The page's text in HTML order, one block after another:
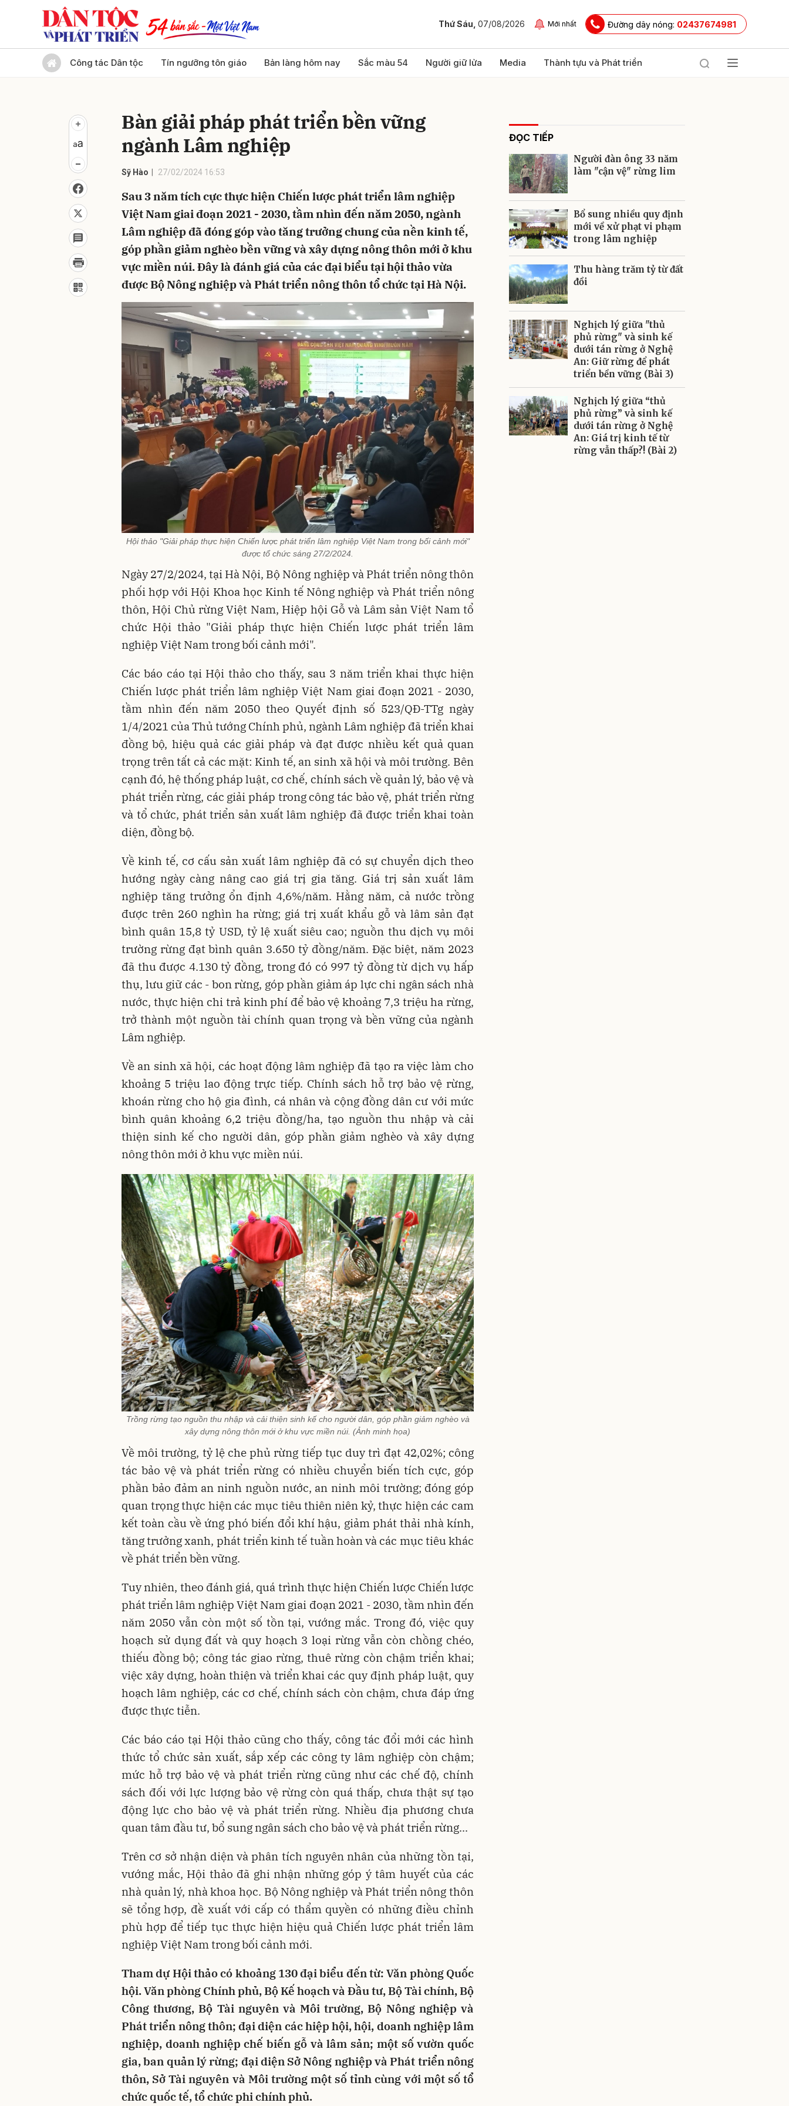
Thứ Sáu, 07/08/2026 Mới nhất Đường dây nóng: 02437674981
Công tác Dân tộc Tín ngưỡng tôn giáo Bản làng hôm nay Sắc màu 54 Người giữ lửa Media Thành tựu và Phát triển
Bàn giải pháp phát triển bền vững
ngành Lâm nghiệp
Sỹ Hào 27/02/2024 16:53
Sau 3 năm tích cực thực hiện Chiến lược phát triển lâm nghiệp
Việt Nam giai đoạn 2021 - 2030, tầm nhìn đến năm 2050, ngành
Lâm nghiệp đã đóng góp vào tăng trưởng chung của nền kinh tế,
góp phần giảm nghèo bền vững và xây dựng nông thôn mới ở khu
vực miền núi. Đây là đánh giá của các đại biểu tại hội thảo vừa
được Bộ Nông nghiệp và Phát triển nông thôn tổ chức tại Hà Nội.
Hội thảo "Giải pháp thực hiện Chiến lược phát triển lâm nghiệp Việt Nam trong bối cảnh mới"
được tổ chức sáng 27/2/2024.
Ngày 27/2/2024, tại Hà Nội, Bộ Nông nghiệp và Phát triển nông thôn
phối hợp với Hội Khoa học Kinh tế Nông nghiệp và Phát triển nông
thôn, Hội Chủ rừng Việt Nam, Hiệp hội Gỗ và Lâm sản Việt Nam tổ
chức Hội thảo "Giải pháp thực hiện Chiến lược phát triển lâm
nghiệp Việt Nam trong bối cảnh mới".
Các báo cáo tại Hội thảo cho thấy, sau 3 năm triển khai thực hiện
Chiến lược phát triển lâm nghiệp Việt Nam giai đoạn 2021 - 2030,
tầm nhìn đến năm 2050 theo Quyết định số 523/QĐ-TTg ngày
1/4/2021 của Thủ tướng Chính phủ, ngành Lâm nghiệp đã triển khai
đồng bộ, hiệu quả các giải pháp và đạt được nhiều kết quả quan
trọng trên tất cả các mặt: Kinh tế, an sinh xã hội và môi trường. Bên
cạnh đó, hệ thống pháp luật, cơ chế, chính sách về quản lý, bảo vệ và
phát triển rừng, các giải pháp trong công tác bảo vệ, phát triển rừng
và tổ chức, phát triển sản xuất lâm nghiệp đã được triển khai toàn
diện, đồng bộ.
Về kinh tế, cơ cấu sản xuất lâm nghiệp đã có sự chuyển dịch theo
hướng ngày càng nâng cao giá trị gia tăng. Giá trị sản xuất lâm
nghiệp tăng trưởng ổn định 4,6%/năm. Hằng năm, cả nước trồng
được trên 260 nghìn ha rừng; giá trị xuất khẩu gỗ và lâm sản đạt
bình quân 15,8 tỷ USD, tỷ lệ xuất siêu cao; nguồn thu dịch vụ môi
trường rừng đạt bình quân 3.650 tỷ đồng/năm. Đặc biệt, năm 2023
đã thu được 4.130 tỷ đồng, trong đó có 997 tỷ đồng từ dịch vụ hấp
thụ, lưu giữ các - bon rừng, góp phần giảm áp lực chi ngân sách nhà
nước, thực hiện chi trả kinh phí để bảo vệ khoảng 7,3 triệu ha rừng,
trở thành một nguồn tài chính quan trọng và bền vững của ngành
Lâm nghiệp.
Về an sinh xã hội, các hoạt động lâm nghiệp đã tạo ra việc làm cho
khoảng 5 triệu lao động trực tiếp. Chính sách hỗ trợ bảo vệ rừng,
khoán rừng cho hộ gia đình, cá nhân và cộng đồng dân cư với mức
bình quân khoảng 6,2 triệu đồng/ha, tạo nguồn thu nhập và cải
thiện sinh kế cho người dân, góp phần giảm nghèo và xây dựng
nông thôn mới ở khu vực miền núi.
Trồng rừng tạo nguồn thu nhập và cải thiện sinh kế cho người dân, góp phần giảm nghèo và
xây dựng nông thôn mới ở khu vực miền núi. (Ảnh minh họa)
Về môi trường, tỷ lệ che phủ rừng tiếp tục duy trì đạt 42,02%; công
tác bảo vệ và phát triển rừng có nhiều chuyển biến tích cực, góp
phần bảo đảm an ninh nguồn nước, an ninh môi trường; đóng góp
quan trọng thực hiện các mục tiêu thiên niên kỷ, thực hiện các cam
kết toàn cầu về ứng phó biến đổi khí hậu, giảm phát thải nhà kính,
tăng trưởng xanh, phát triển kinh tế tuần hoàn và các mục tiêu khác
về phát triển bền vững.
Tuy nhiên, theo đánh giá, quá trình thực hiện Chiến lược Chiến lược
phát triển lâm nghiệp Việt Nam giai đoạn 2021 - 2030, tầm nhìn đến
năm 2050 vẫn còn một số tồn tại, vướng mắc. Trong đó, việc quy
hoạch sử dụng đất và quy hoạch 3 loại rừng vẫn còn chồng chéo,
thiếu đồng bộ; công tác giao rừng, thuê rừng còn chậm triển khai;
việc xây dựng, hoàn thiện và triển khai các quy định pháp luật, quy
hoạch lâm nghiệp, các cơ chế, chính sách còn chậm, chưa đáp ứng
được thực tiễn.
Các báo cáo tại Hội thảo cũng cho thấy, công tác đổi mới các hình
thức tổ chức sản xuất, sắp xếp các công ty lâm nghiệp còn chậm;
mức hỗ trợ bảo vệ và phát triển rừng cũng như các chế độ, chính
sách đối với lực lượng bảo vệ rừng còn quá thấp, chưa thật sự tạo
động lực cho bảo vệ và phát triển rừng. Nhiều địa phương chưa
quan tâm đầu tư, bổ sung ngân sách cho bảo vệ và phát triển rừng...
Trên cơ sở nhận diện và phân tích nguyên nhân của những tồn tại,
vướng mắc, Hội thảo đã ghi nhận những góp ý tâm huyết của các
nhà quản lý, nhà khoa học. Bộ Nông nghiệp và Phát triển nông thôn
sẽ tổng hợp, đề xuất với cấp có thẩm quyền có những điều chỉnh
phù hợp để tiếp tục thực hiện hiệu quả Chiến lược phát triển lâm
nghiệp Việt Nam trong bối cảnh mới.
Tham dự Hội thảo có khoảng 130 đại biểu đến từ: Văn phòng Quốc
hội. Văn phòng Chính phủ, Bộ Kế hoạch và Đầu tư, Bộ Tài chính, Bộ
Công thương, Bộ Tài nguyên và Môi trường, Bộ Nông nghiệp và
Phát triển nông thôn; đại diện các hiệp hội, hội, doanh nghiệp lâm
nghiệp, doanh nghiệp chế biến gỗ và lâm sản; một số vườn quốc
gia, ban quản lý rừng; đại diện Sở Nông nghiệp và Phát triển nông
thôn, Sở Tài nguyên và Môi trường một số tỉnh cùng với một số tổ
chức quốc tế, tổ chức phi chính phủ.
ĐỌC TIẾP
Người đàn ông 33 năm
làm "cận vệ" rừng lim
Bổ sung nhiều quy định
mới về xử phạt vi phạm
trong lâm nghiệp
Thu hàng trăm tỷ từ đất
đồi
Nghịch lý giữa "thủ
phủ rừng" và sinh kế
dưới tán rừng ở Nghệ
An: Giữ rừng để phát
triển bền vững (Bài 3)
Nghịch lý giữa “thủ
phủ rừng” và sinh kế
dưới tán rừng ở Nghệ
An: Giá trị kinh tế từ
rừng vẫn thấp?! (Bài 2)
Gửi bình luận
Gửi